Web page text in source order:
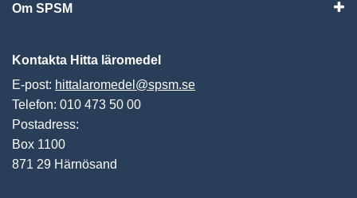
Om SPSM
Kontakta Hitta läromedel
E-post: hittalaromedel@spsm.se
Telefon: 010 473 50 00
Postadress:
Box 1100
871 29 Härnösand